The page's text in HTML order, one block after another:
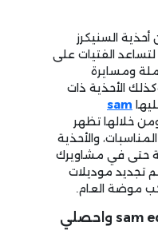
السنيكرز
الفتيات على
ومسايرة
الأحذية ذات
sam
خلالها تظهر
والأحذية
حتى في مشاويرك
تجديد موديلات
موضة العام.
فعلي sam edelman coupon واحصلي